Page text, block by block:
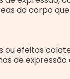
do corpo
efeitos
de expressão